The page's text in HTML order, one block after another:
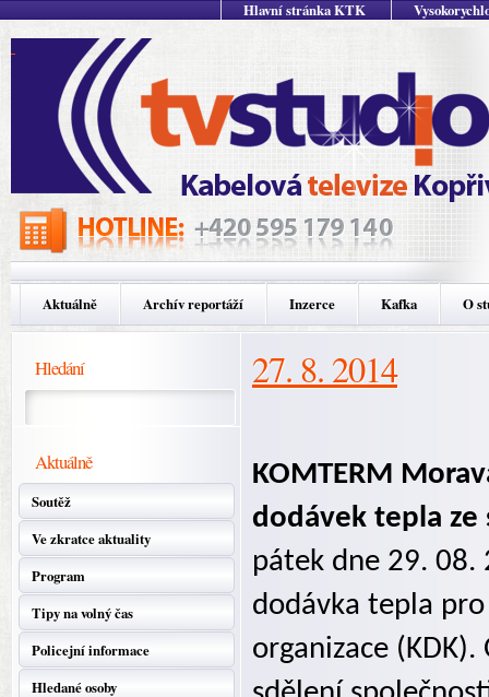
Hlavní stránka KTK
Aktuálně Archív reportáží Inzerce Kafka O
Hledání
Aktuálně
Soutěž
Ve zkratce aktuality
Program
Tipy na volný čas
Policejní informace
Hledané osoby
27. 8. 2014
KOMTERM
dodávek tepla
pátek dne 29. 08.
dodávka tepla
organizace